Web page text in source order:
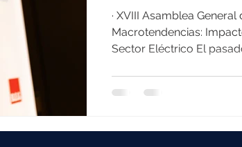
· XVIII Asamblea General de Asociados ·
Macrotendencias:
Sector Eléctrico El